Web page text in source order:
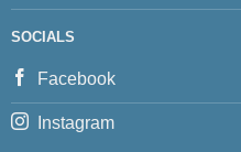
SOCIALS
Facebook
Instagram